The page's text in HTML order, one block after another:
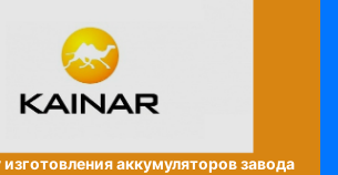
изготовления аккумуляторов завода